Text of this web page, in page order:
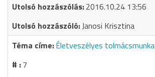
2016.10.24 13:56
Janosi Krisztina
Életveszélyes tolmácsmunka
7